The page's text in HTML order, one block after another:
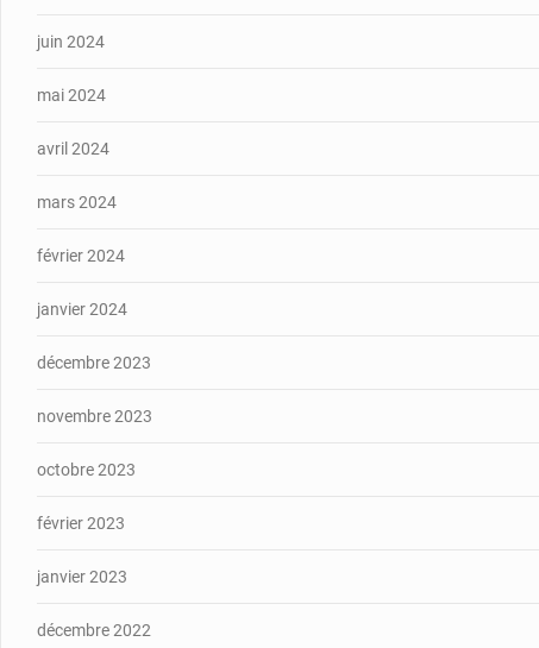
juin 2024
mai 2024
avril 2024
mars 2024
février 2024
janvier 2024
décembre 2023
novembre 2023
octobre 2023
février 2023
janvier 2023
décembre 2022